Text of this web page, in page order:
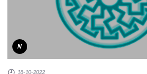
N
18-10-2022